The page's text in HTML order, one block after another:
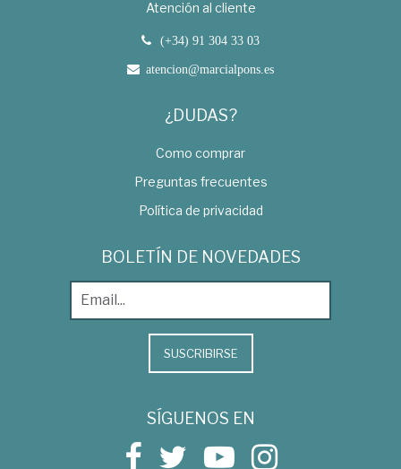
Atención al cliente
(+34) 91 304 33 03
atencion@marcialpons.es
¿DUDAS?
Como comprar
Preguntas frecuentes
Política de privacidad
BOLETÍN DE NOVEDADES
SUSCRIBIRSE
SÍGUENOS EN